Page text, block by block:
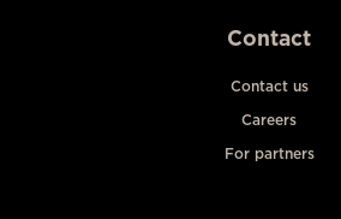
Contact
Contact us
Careers
For partners